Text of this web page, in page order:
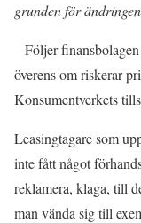
grunden för
– Följer
överens om riskerar
Konsumentverkets
Leasingtagare som
inte fått något
reklamera, klaga, till
man vända sig till